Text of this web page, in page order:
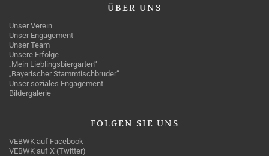
ÜBER UNS
Unser Verein
Unser Engagement
Unser Team
Unsere Erfolge
„Mein Lieblingsbiergarten“
„Bayerischer Stammtischbruder“
Unser soziales Engagement
Bildergalerie
FOLGEN SIE UNS
VEBWK auf Facebook
VEBWK auf X (Twitter)